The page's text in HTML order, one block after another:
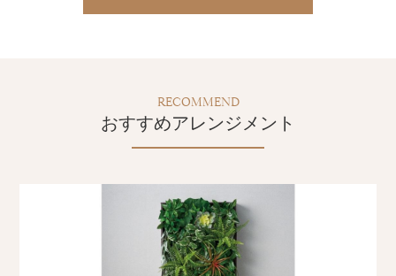
RECOMMEND
おすすめアレンジメント